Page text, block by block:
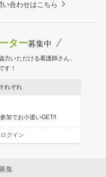
合わせはこちら
ター募集中
力いただける看護師さん、
す！
れぞれ
加でお小遣いGET!!
グイン
集